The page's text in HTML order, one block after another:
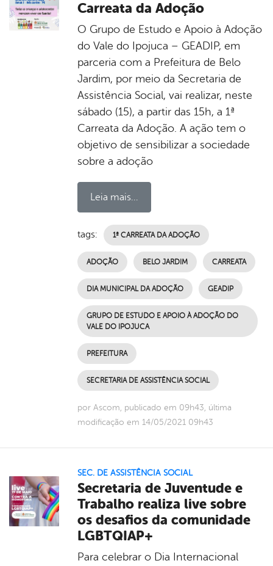
Carreata da Adoção
O Grupo de Estudo e Apoio à Adoção
do Vale do Ipojuca – GEADIP, em
parceria com a Prefeitura de Belo
Jardim, por meio da Secretaria de
Assistência Social, vai realizar, neste
sábado (15), a partir das 15h, a 1ª
Carreata da Adoção. A ação tem o
objetivo de sensibilizar a sociedade
sobre a adoção
Leia mais...
tags: 1ª CARREATA DA ADOÇÃO
ADOÇÃO BELO JARDIM CARREATA
DIA MUNICIPAL DA ADOÇÃO GEADIP
GRUPO DE ESTUDO E APOIO À ADOÇÃO DO
VALE DO IPOJUCA
PREFEITURA
SECRETARIA DE ASSISTÊNCIA SOCIAL
por Ascom, publicado em 09h43, última
modificação em 14/05/2021 09h43
SEC. DE ASSISTÊNCIA SOCIAL
Secretaria de Juventude e
Trabalho realiza live sobre
os desafios da comunidade
LGBTQIAP+
Para celebrar o Dia Internacional